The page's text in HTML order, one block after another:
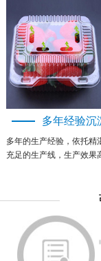
多年经验沉
多年的生产经验，依托精
充足的生产线，生产效果